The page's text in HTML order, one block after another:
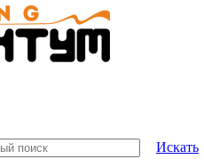
Искать